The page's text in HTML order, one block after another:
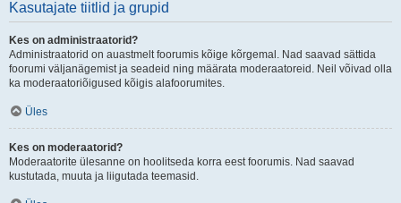
Kasutajate tiitlid ja grupid
Kes on administraatorid?
Administraatorid on auastmelt foorumis kõige kõrgemal. Nad saavad sättida
foorumi väljanägemist ja seadeid ning määrata moderaatoreid. Neil võivad olla
ka moderaatoriõigused kõigis alafoorumites.
Üles
Kes on moderaatorid?
Moderaatorite ülesanne on hoolitseda korra eest foorumis. Nad saavad
kustutada, muuta ja liigutada teemasid.